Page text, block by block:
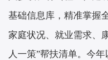
基础信息库，精准掌握
家庭状况、就业需求、
人一策”帮扶清单。今